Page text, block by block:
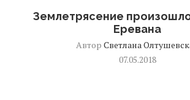
Землетрясение
Еревана
Автор Светлана
07.05.2018